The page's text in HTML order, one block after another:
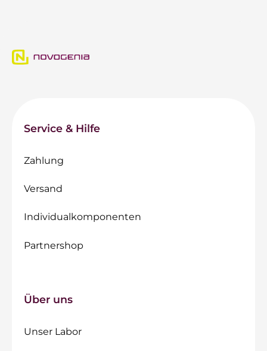
Service & Hilfe
Zahlung
Versand
Individualkomponenten
Partnershop
Über uns
Unser Labor